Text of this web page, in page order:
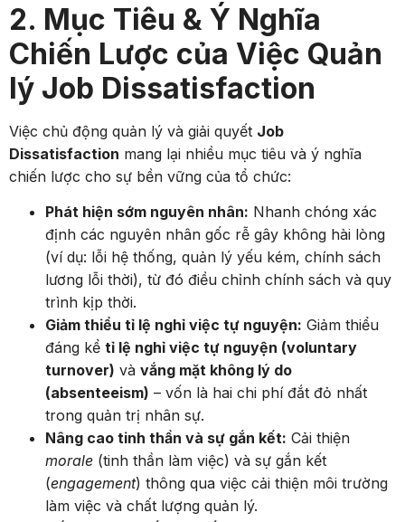
2. Mục Tiêu & Ý Nghĩa
Chiến Lược của Việc Quản
lý Job Dissatisfaction
Việc chủ động quản lý và giải quyết Job
Dissatisfaction mang lại nhiều mục tiêu và ý nghĩa
chiến lược cho sự bền vững của tổ chức:
Phát hiện sớm nguyên nhân: Nhanh chóng xác
định các nguyên nhân gốc rễ gây không hài lòng
(ví dụ: lỗi hệ thống, quản lý yếu kém, chính sách
lương lỗi thời), từ đó điều chỉnh chính sách và quy
trình kịp thời.
Giảm thiểu tỉ lệ nghỉ việc tự nguyện: Giảm thiểu
đáng kể tỉ lệ nghỉ việc tự nguyện (voluntary
turnover) và vắng mặt không lý do
(absenteeism) – vốn là hai chi phí đắt đỏ nhất
trong quản trị nhân sự.
Nâng cao tinh thần và sự gắn kết: Cải thiện
morale (tinh thần làm việc) và sự gắn kết
(engagement) thông qua việc cải thiện môi trường
làm việc và chất lượng quản lý.